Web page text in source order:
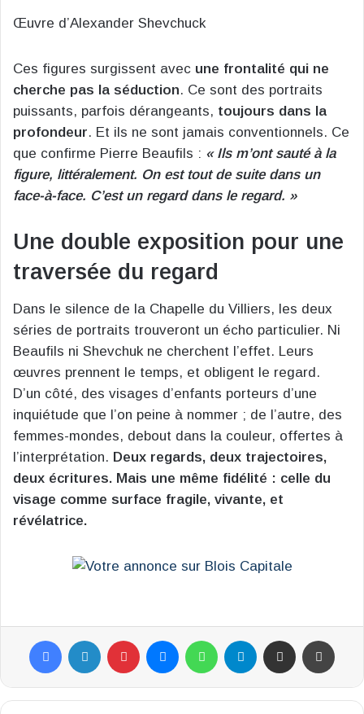
Œuvre d’Alexander Shevchuck
Ces figures surgissent avec une frontalité qui ne
cherche pas la séduction. Ce sont des portraits
puissants, parfois dérangeants, toujours dans la
profondeur. Et ils ne sont jamais conventionnels. Ce
que confirme Pierre Beaufils : « Ils m’ont sauté à la
figure, littéralement. On est tout de suite dans un
face-à-face. C’est un regard dans le regard. »
Une double exposition pour une
traversée du regard
Dans le silence de la Chapelle du Villiers, les deux
séries de portraits trouveront un écho particulier. Ni
Beaufils ni Shevchuk ne cherchent l’effet. Leurs
œuvres prennent le temps, et obligent le regard.
D’un côté, des visages d’enfants porteurs d’une
inquiétude que l’on peine à nommer ; de l’autre, des
femmes-mondes, debout dans la couleur, offertes à
l’interprétation. Deux regards, deux trajectoires,
deux écritures. Mais une même fidélité : celle du
visage comme surface fragile, vivante, et
révélatrice.
FacebookLinkedin PinterestMessengerWhatsAppTelegramPartager par email